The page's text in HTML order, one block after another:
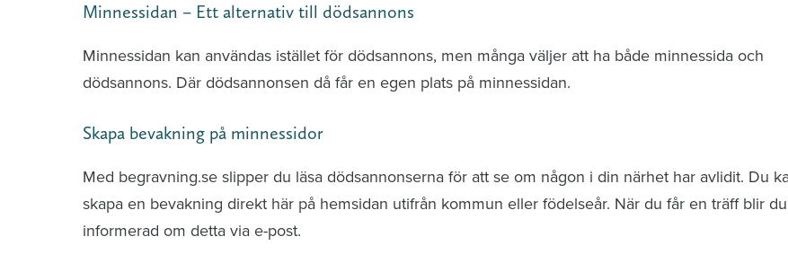
Minnessidan – Ett alternativ till dödsannons
Minnessidan kan användas istället för dödsannons, men många väljer att ha både minnessida och
dödsannons. Där dödsannonsen då får en egen plats på minnessidan.
Skapa bevakning på minnessidor
Med begravning.se slipper du läsa dödsannonserna för att se om någon i din närhet har avlidit. Du
skapa en bevakning direkt här på hemsidan utifrån kommun eller födelseår. När du får en träff blir du
informerad om detta via e-post.